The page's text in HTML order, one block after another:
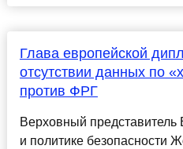
Глава европейской
отсутствии данных по
против ФРГ
Верховный
и политике безопасности